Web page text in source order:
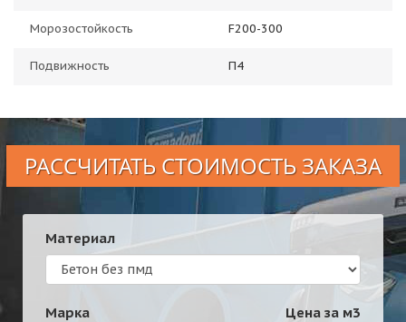
Морозостойкость F200-300
Подвижность П4
РАССЧИТАТЬ СТОИМОСТЬ ЗАКАЗА
Материал
Марка Цена за м3